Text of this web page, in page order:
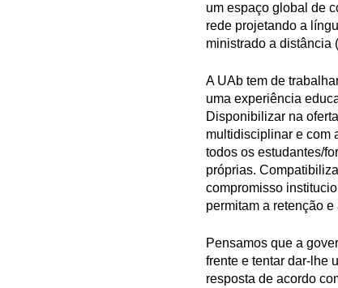
um espaço global de
rede projetando a
ministrado a distância
A UAb tem de
uma experiência
Disponibilizar na
multidisciplinar e com
todos os estudantes/
próprias.
compromisso
permitam a retenção
Pensamos que a
frente e tentar dar-lhe
resposta de acordo